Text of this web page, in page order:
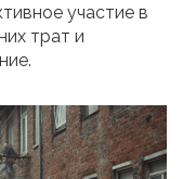
участие в
трат и